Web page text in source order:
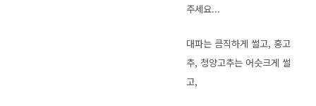
주세요...
대파는 큼직하게 썰고, 홍고
추, 청양고추는 어슷크게 썰
고,